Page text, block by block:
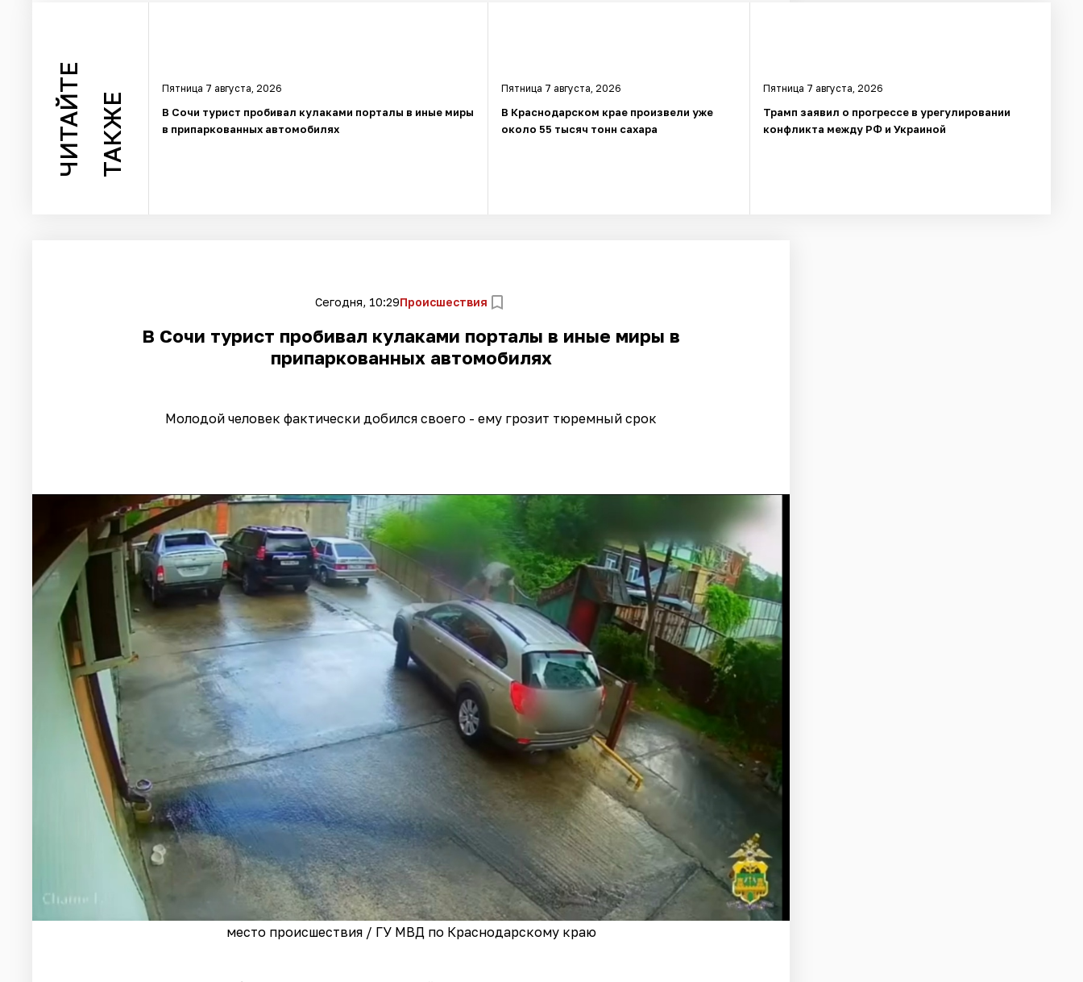
ЧИТАЙТЕ ТАКЖЕ
Пятница 7 августа, 2026
В Сочи турист пробивал кулаками порталы в иные миры
в припаркованных автомобилях
Пятница 7 августа, 2026
В Краснодарском крае произвели уже
около 55 тысяч тонн сахара
Пятница 7 августа, 2026
Трамп заявил о прогрессе в урегулировании
конфликта между РФ и Украиной
Сегодня, 10:29Происшествия
В Сочи турист пробивал кулаками порталы в иные миры в
припаркованных автомобилях
Молодой человек фактически добился своего - ему грозит тюремный срок
место происшествия / ГУ МВД по Краснодарскому краю